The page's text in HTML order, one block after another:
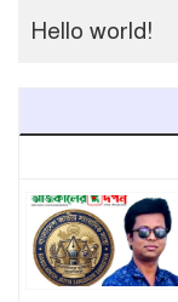
Hello world!